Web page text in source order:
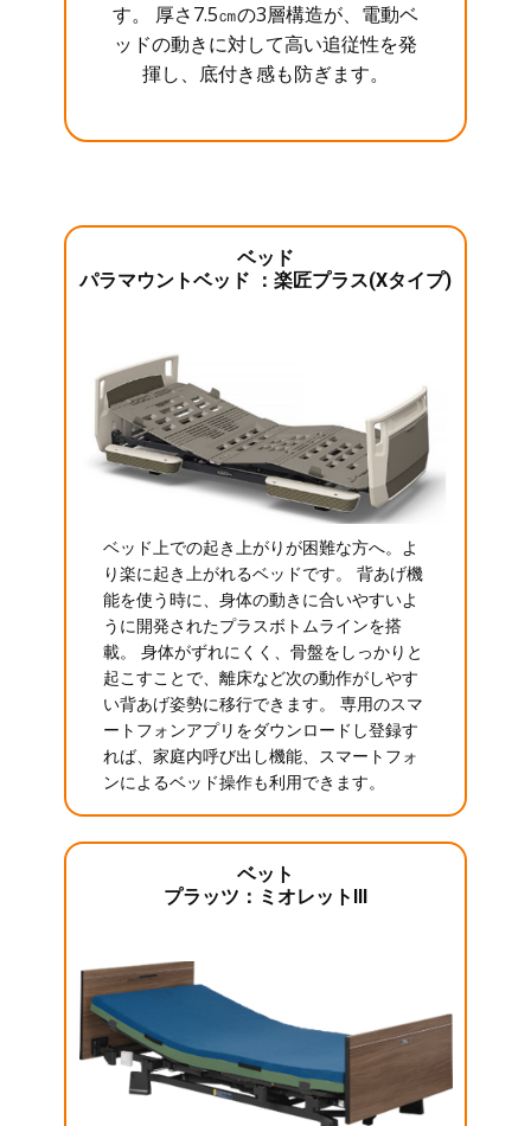
す。 厚さ7.5㎝の3層構造が、電動ベ
ッドの動きに対して高い追従性を発
揮し、底付き感も防ぎます。
ベッド
パラマウントベッド ：楽匠プラス(Xタイプ)
ベッド上での起き上がりが困難な方へ。よ
り楽に起き上がれるベッドです。 背あげ機
能を使う時に、身体の動きに合いやすいよ
うに開発されたプラスボトムラインを搭
載。 身体がずれにくく、骨盤をしっかりと
起こすことで、離床など次の動作がしやす
い背あげ姿勢に移行できます。 専用のスマ
ートフォンアプリをダウンロードし登録す
れば、家庭内呼び出し機能、スマートフォ
ンによるベッド操作も利用できます。
ベット
プラッツ：ミオレットIII